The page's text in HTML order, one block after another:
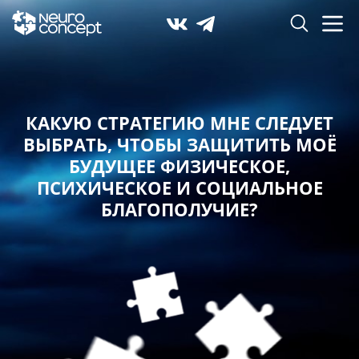
КАКУЮ СТРАТЕГИЮ МНЕ СЛЕДУЕТ
ВЫБРАТЬ,ЧТОБЫ ЗАЩИТИТЬ МОЁ
БУДУЩЕЕ ФИЗИЧЕСКОЕ,
ПСИХИЧЕСКОЕ И СОЦИАЛЬНОЕ
БЛАГОПОЛУЧИЕ?